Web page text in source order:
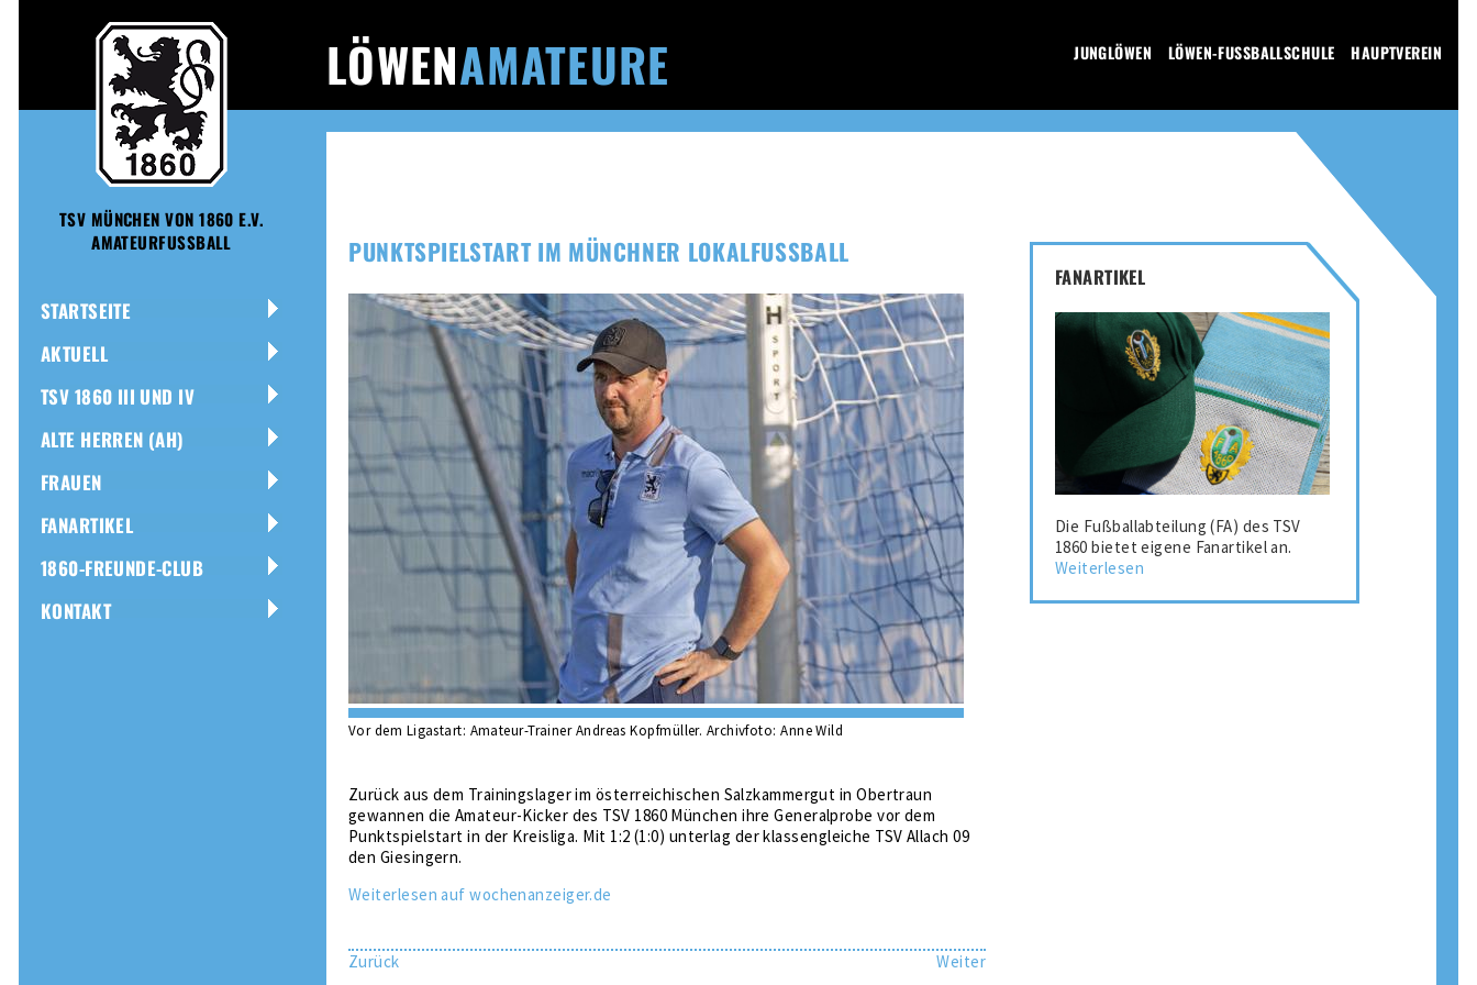
TSV MÜNCHEN VON 1860 E.V.
AMATEURFUSSBALL
LÖWENAMATEURE JUNGLÖWEN LÖWEN-FUSSBALLSCHULE HAUPTVEREIN
STARTSEITE
AKTUELL
TSV 1860 III UND IV
ALTE HERREN (AH)
FRAUEN
FANARTIKEL
1860-FREUNDE-CLUB
KONTAKT
PUNKTSPIELSTART IM MÜNCHNER LOKALFUSSBALL
Vor dem Ligastart: Amateur-Trainer Andreas Kopfmüller. Archivfoto: Anne Wild
Zurück aus dem Trainingslager im österreichischen Salzkammergut in Obertraun
gewannen die Amateur-Kicker des TSV 1860 München ihre Generalprobe vor dem
Punktspielstart in der Kreisliga. Mit 1:2 (1:0) unterlag der klassengleiche TSV Allach 09
den Giesingern.
Weiterlesen auf wochenanzeiger.de
Zurück Weiter
FANARTIKEL
Die Fußballabteilung (FA) des TSV
1860 bietet eigene Fanartikel an.
Weiterlesen